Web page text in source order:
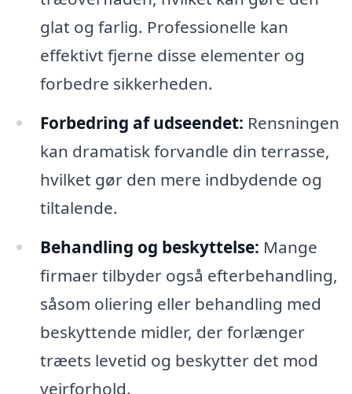
glat og farlig. Professionelle kan
effektivt fjerne disse elementer og
forbedre sikkerheden.
Forbedring af udseendet: Rensningen
kan dramatisk forvandle din terrasse,
hvilket gør den mere indbydende og
tiltalende.
Behandling og beskyttelse: Mange
firmaer tilbyder også efterbehandling,
såsom oliering eller behandling med
beskyttende midler, der forlænger
træets levetid og beskytter det mod
vejrforhold.